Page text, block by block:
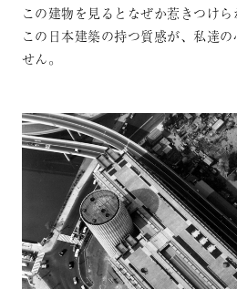
この建物を見るとなぜか惹きつけら
この日本建築の持つ質感が、私達
せん。